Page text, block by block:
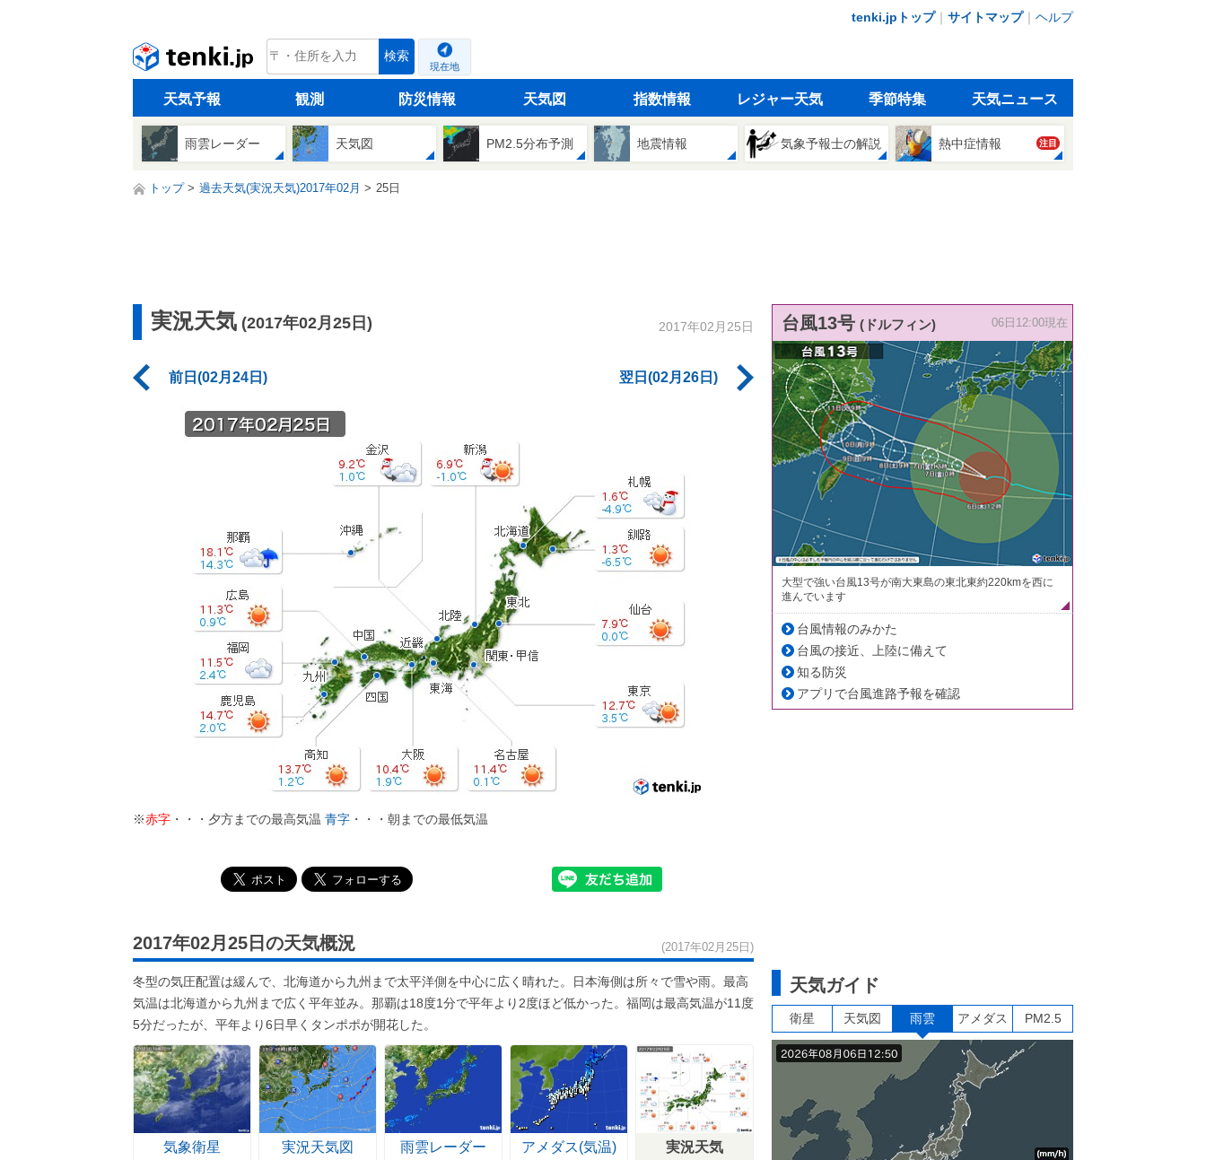
tenki.jpトップ｜ サイトマップ｜ ヘルプ
tenki.jp 検索
現在地
天気予報 観測 防災情報 天気図 指数情報 レジャー天気 季節特集 天気ニュース
雨雲レーダー 天気図 PM2.5分布予測 地震情報 気象予報士の解説 熱中症情報 注目
トップ 過去天気(実況天気)2017年02月 25日
実況天気 (2017年02月25日) 2017年02月25日
前日(02月24日) 翌日(02月26日)
※赤字 ・・・夕方までの最高気温 青字 ・・・朝までの最低気温
2017年02月25日の天気概況 (2017年02月25日)
冬型の気圧配置は緩んで、北海道から九州まで太平洋側を中心に広く晴れた。日本海側は所々で雪や雨。最高
気温は北海道から九州まで広く平年並み。那覇は18度1分で平年より2度ほど低かった。福岡は最高気温が11度
5分だったが、平年より6日早くタンポポが開花した。
気象衛星 実況天気図 雨雲レーダー アメダス(気温) 実況天気
台風13号 (ドルフィン) 06日12:00現在
大型で強い台風13号が南大東島の東北東約220kmを西に
進んでいます
台風情報のみかた
台風の接近、上陸に備えて
知る防災
アプリで台風進路予報を確認
天気ガイド
衛星 天気図 雨雲 アメダス PM2.5